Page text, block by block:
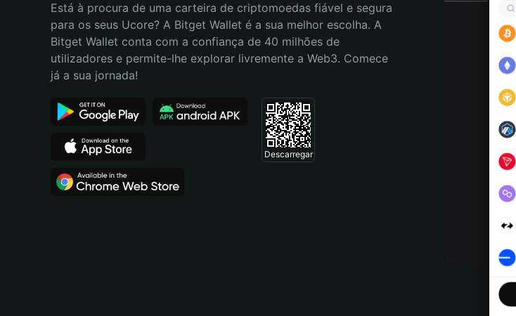
Bahasa Indonesia
Español (Argentina)
Está à procura de uma carteira de criptomoedas fiável e segura
para os seus Ucore? A Bitget Wallet é a sua melhor escolha. A
Bitget Wallet conta com a confiança de 40 milhões de
utilizadores e permite-lhe explorar livremente a Web3. Comece
já a sua jornada!
Descarregar